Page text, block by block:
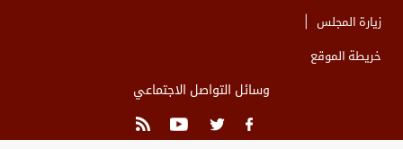
زيارة المجلس
خريطة الموقع
وسائل التواصل الاجتماعي